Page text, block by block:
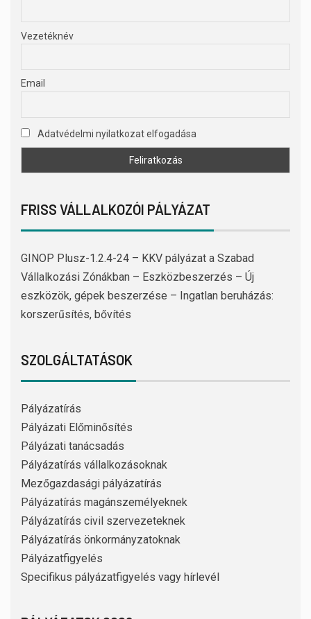
Vezetéknév
Email
Adatvédelmi nyilatkozat elfogadása
FRISS VÁLLALKOZÓI PÁLYÁZAT
GINOP Plusz-1.2.4-24 – KKV pályázat a Szabad
Vállalkozási Zónákban – Eszközbeszerzés – Új
eszközök, gépek beszerzése – Ingatlan beruházás:
korszerűsítés, bővítés
SZOLGÁLTATÁSOK
Pályázatírás
Pályázati Előminősítés
Pályázati tanácsadás
Pályázatírás vállalkozásoknak
Mezőgazdasági pályázatírás
Pályázatírás magánszemélyeknek
Pályázatírás civil szervezeteknek
Pályázatírás önkormányzatoknak
Pályázatfigyelés
Specifikus pályázatfigyelés vagy hírlevél